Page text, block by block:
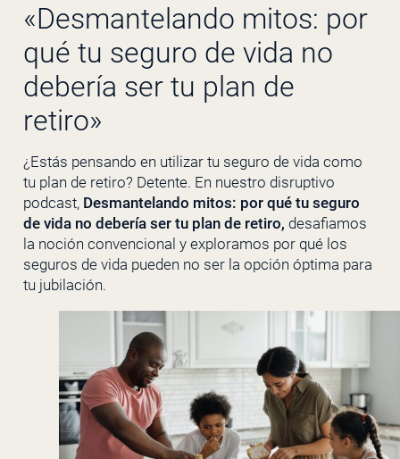
«Desmantelando mitos: por
qué tu seguro de vida no
debería ser tu plan de
retiro»
¿Estás pensando en utilizar tu seguro de vida como
tu plan de retiro? Detente. En nuestro disruptivo
podcast, Desmantelando mitos: por qué tu seguro
de vida no debería ser tu plan de retiro, desafiamos
la noción convencional y exploramos por qué los
seguros de vida pueden no ser la opción óptima para
tu jubilación.